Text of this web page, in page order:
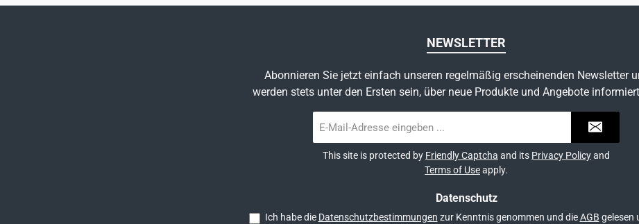
NEWSLETTER
Abonnieren Sie jetzt einfach unseren regelmäßig erscheinenden Newsletter
werden stets unter den Ersten sein, über neue Produkte und Angebote
Mail-
This site is protected by Friendly Captcha and its Privacy Policyand
Terms of Useapply.
Datenschutz
Ich habe die Datenschutzbestimmungen zur Kenntnis genommen und dieAGB gelesen